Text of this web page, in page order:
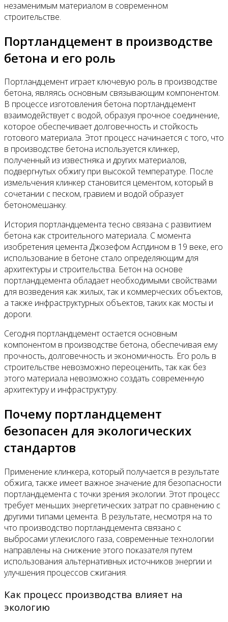
незаменимым материалом в современном
строительстве.
Портландцемент в производстве
бетона и его роль
Портландцемент играет ключевую роль в производстве
бетона, являясь основным связывающим компонентом.
В процессе изготовления бетона портландцемент
взаимодействует с водой, образуя прочное соединение,
которое обеспечивает долговечность и стойкость
готового материала. Этот процесс начинается с того, что
в производстве бетона используется клинкер,
полученный из известняка и других материалов,
подвергнутых обжигу при высокой температуре. После
измельчения клинкер становится цементом, который в
сочетании с песком, гравием и водой образует
бетономешанку.
История портландцемента тесно связана с развитием
бетона как строительного материала. С момента
изобретения цемента Джозефом Аспдином в 19 веке, его
использование в бетоне стало определяющим для
архитектуры и строительства. Бетон на основе
портландцемента обладает необходимыми свойствами
для возведения как жилых, так и коммерческих объектов,
а также инфраструктурных объектов, таких как мосты и
дороги.
Сегодня портландцемент остается основным
компонентом в производстве бетона, обеспечивая ему
прочность, долговечность и экономичность. Его роль в
строительстве невозможно переоценить, так как без
этого материала невозможно создать современную
архитектуру и инфраструктуру.
Почему портландцемент
безопасен для экологических
стандартов
Применение клинкера, который получается в результате
обжига, также имеет важное значение для безопасности
портландцемента с точки зрения экологии. Этот процесс
требует меньших энергетических затрат по сравнению с
другими типами цемента. В результате, несмотря на то
что производство портландцемента связано с
выбросами углекислого газа, современные технологии
направлены на снижение этого показателя путем
использования альтернативных источников энергии и
улучшения процессов сжигания.
Как процесс производства влияет на
экологию